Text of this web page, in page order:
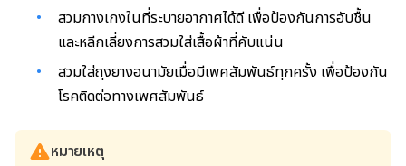
สวมกางเกงในที่ระบายอากาศได้ดี เพื่อป้องกันการอับชื้น
และหลีกเลี่ยงการสวมใส่เสื้อผ้าที่คับแน่น
สวมใส่ถุงยางอนามัยเมื่อมีเพศสัมพันธ์ทุกครั้ง เพื่อป้องกัน
โรคติดต่อทางเพศสัมพันธ์
หมายเหตุ